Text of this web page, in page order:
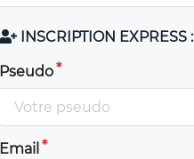
INSCRIPTION EXPRESS :
Pseudo
Email